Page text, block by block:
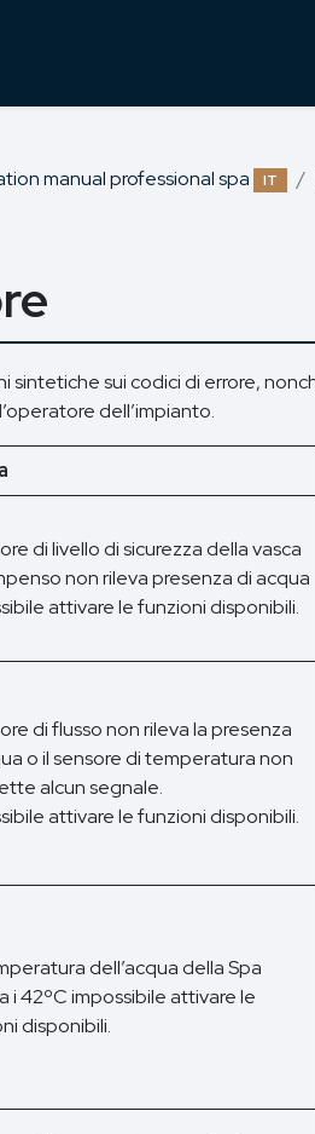
manual professional spa IT
sui codici di errore,
dell’impianto.
di livello di sicurezza della vasca
non rileva presenza di acqua
attivare le funzioni disponibili.
di flusso non rileva la presenza
o il sensore di temperatura non
alcun segnale.
attivare le funzioni disponibili.
dell’acqua della Spa
i 42ºC impossibile attivare le
disponibili.